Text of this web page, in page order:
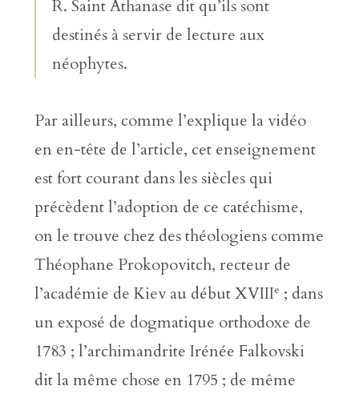
R. Saint Athanase dit qu’ils sont
destinés à servir de lecture aux
néophytes.
Par ailleurs, comme l’explique la vidéo
en en-tête de l’article, cet enseignement
est fort courant dans les siècles qui
précèdent l’adoption de ce catéchisme,
on le trouve chez des théologiens comme
Théophane Prokopovitch, recteur de
l’académie de Kiev au début XVIIIe ; dans
un exposé de dogmatique orthodoxe de
1783 ; l’archimandrite Irénée Falkovski
dit la même chose en 1795 ; de même